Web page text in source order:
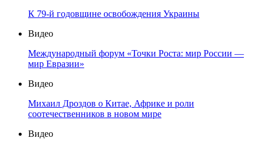
К 79-й годовщине освобождения Украины
Видео
Международный форум «Точки Роста: мир России —
мир Евразии»
Видео
Михаил Дроздов о Китае, Африке и роли
соотечественников в новом мире
Видео